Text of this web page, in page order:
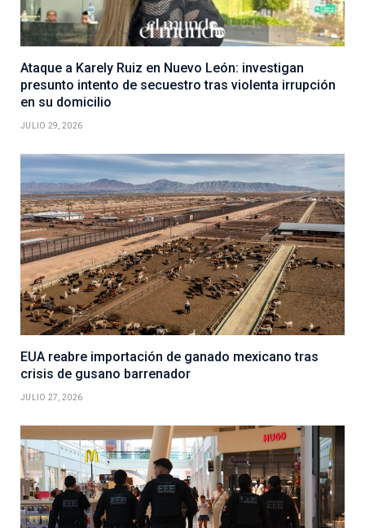
Ataque a Karely Ruiz en Nuevo León: investigan
presunto intento de secuestro tras violenta irrupción
en su domicilio
JULIO 29, 2026
EUA reabre importación de ganado mexicano tras
crisis de gusano barrenador
JULIO 27, 2026